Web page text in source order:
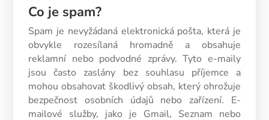
Co je spam?
Spam je nevyžádaná elektronická pošta, která je
obvykle rozesílaná hromadně a obsahuje
reklamní nebo podvodné zprávy. Tyto e-maily
jsou často zaslány bez souhlasu příjemce a
mohou obsahovat škodlivý obsah, který ohrožuje
bezpečnost osobních údajů nebo zařízení. E-
mailové služby, jako je Gmail, Seznam nebo